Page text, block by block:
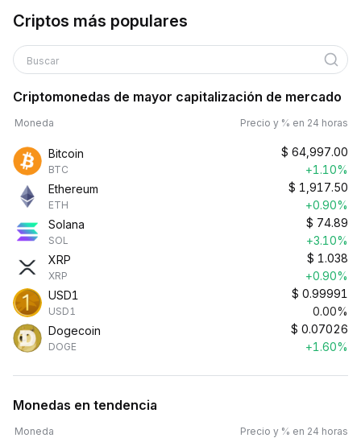
Criptos más populares
Buscar
Criptomonedas de mayor capitalización de mercado
Moneda Precio y % en 24 horas
Bitcoin
BTC
$ 64,997.00
+1.10%
Ethereum
ETH
$ 1,917.50
+0.90%
Solana
SOL
$ 74.89
+3.10%
XRP
XRP
$ 1.038
+0.90%
USD1
USD1
$ 0.99991
0.00%
Dogecoin
DOGE
$ 0.07026
+1.60%
Monedas en tendencia
Moneda Precio y % en 24 horas